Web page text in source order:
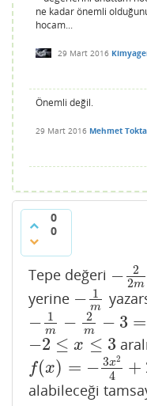
ne kadar önemli
hocam...
29 Mart 2016
Önemli değil.
29 Mart 2016 Mehmet
0
0
Tepe değeri −
2
2m
−22m
yerine − 1
m
−1m
− 1
m − 2
m − 3 =
−1m −2m−3 =1 → m
−2 ≤ x ≤ 3
−2≤ x≤3
f(x) = − 3x2
4 +
f(x)=− 3x2 4+2x− 3
alabileceği